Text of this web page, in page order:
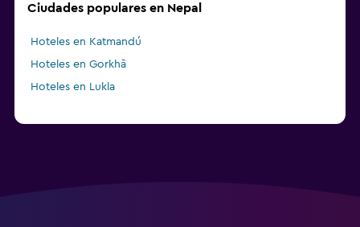
Ciudades populares en Nepal
Hoteles en Katmandú
Hoteles en Gorkhā
Hoteles en Lukla